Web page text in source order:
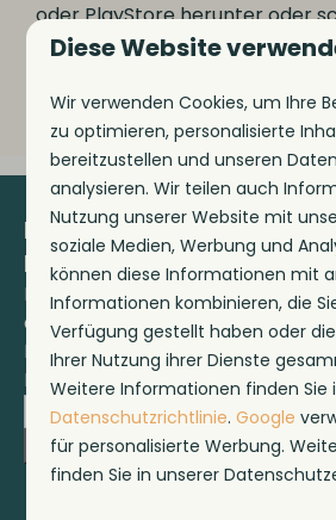
oder PlayStore herunter oder
für weitere Informationen.
Bleiben Sie auf dem
Laufenden!
Melden Sie sich für unseren
an und erhalten Sie die neuesten
Nachrichten sowie verschiedene
Rabatte!
Senden Sie
Gesichert durch reCaptcha,
Diese Website
Wir verwenden Cookies, um Ihre
zu optimieren, personalisierte
bereitzustellen und unseren
analysieren. Wir teilen auch
Nutzung unserer Website mit
soziale Medien, Werbung und
können diese Informationen mit
Informationen kombinieren, die
Verfügung gestellt haben oder
Ihrer Nutzung ihrer Dienste
Weitere Informationen finden Sie
Datenschutzrichtlinie.Google
für personalisierte Werbung.
finden Sie in unserer